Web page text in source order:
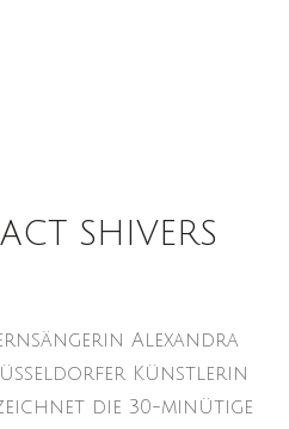
SHIVERS
Alexandra
Künstlerin
die 30-minütige